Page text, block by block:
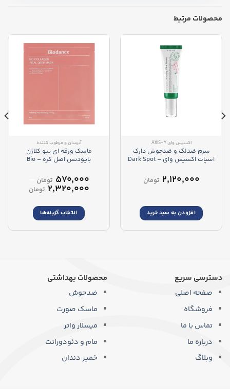
محصولات مرتبط
اکسیس وای AXIS-Y
سرم ضدلک و ضدجوش دارک
اسپات اکسیس وای – Dark Spot
۲,۱۲۰,۰۰۰ تومان
افزودن به سبد خرید
آبرسان و مرطوب کننده
ماسک ورقه ای بیو کلاژن
بایودنس اصل کره – Bio
۵۷۰,۰۰۰ تومان
۲,۳۲۰,۰۰۰ تومان
انتخاب گزینه‌ها
می
باشد.
ممکن
صفحه
دسترسی سریع
صفحه اصلی
فروشگاه
تماس با ما
درباره ما
وبلاگ
محصولات بهداشتی
ضدجوش
ماسک صورت
میسلار واتر
مام و دئودورانت
خمیر دندان